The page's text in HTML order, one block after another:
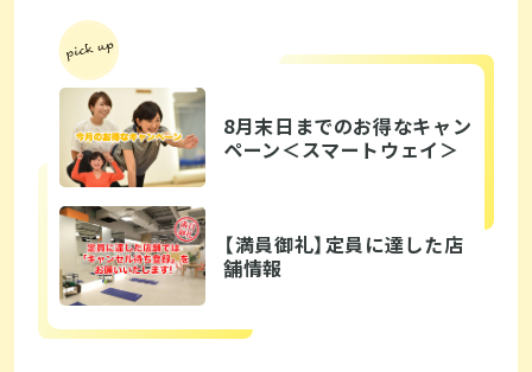
8月末日までのお得なキャン
ペーン＜スマートウェイ＞
【満員御礼】定員に達した店
舗情報